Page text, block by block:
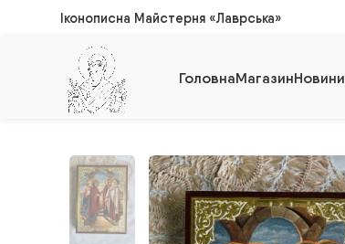
Іконописна Майстерня «Лаврська»
ГоловнаМагазинНовини